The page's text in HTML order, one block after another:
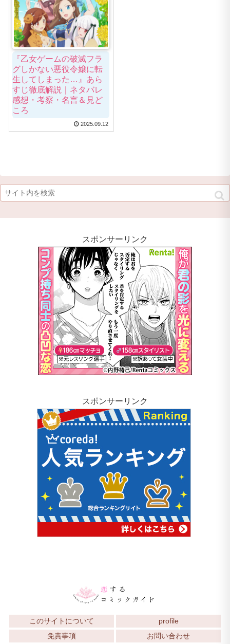
『乙女ゲームの破滅フラ
グしかない悪役令嬢に転
生してしまった…』あら
すじ徹底解説｜ネタバレ
感想・考察・名言＆見ど
ころ
2025.09.12
スポンサーリンク
スポンサーリンク
このサイトについて
profile
免責事項
お問い合わせ